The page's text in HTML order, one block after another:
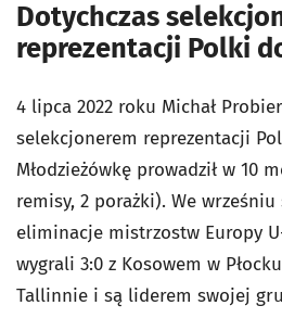
Dotychczas
reprezentacji Polki
4 lipca 2022 roku Michał
selekcjonerem reprezentacji
Młodzieżówkę prowadził w 10
remisy, 2 porażki). We wrześniu
eliminacje mistrzostw Europy
wygrali 3:0 z Kosowem w
Tallinnie i są liderem swojej